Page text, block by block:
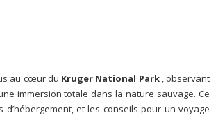
au cœur du Kruger National Park , observant
immersion totale dans la nature sauvage. Ce
et les conseils pour un voyage